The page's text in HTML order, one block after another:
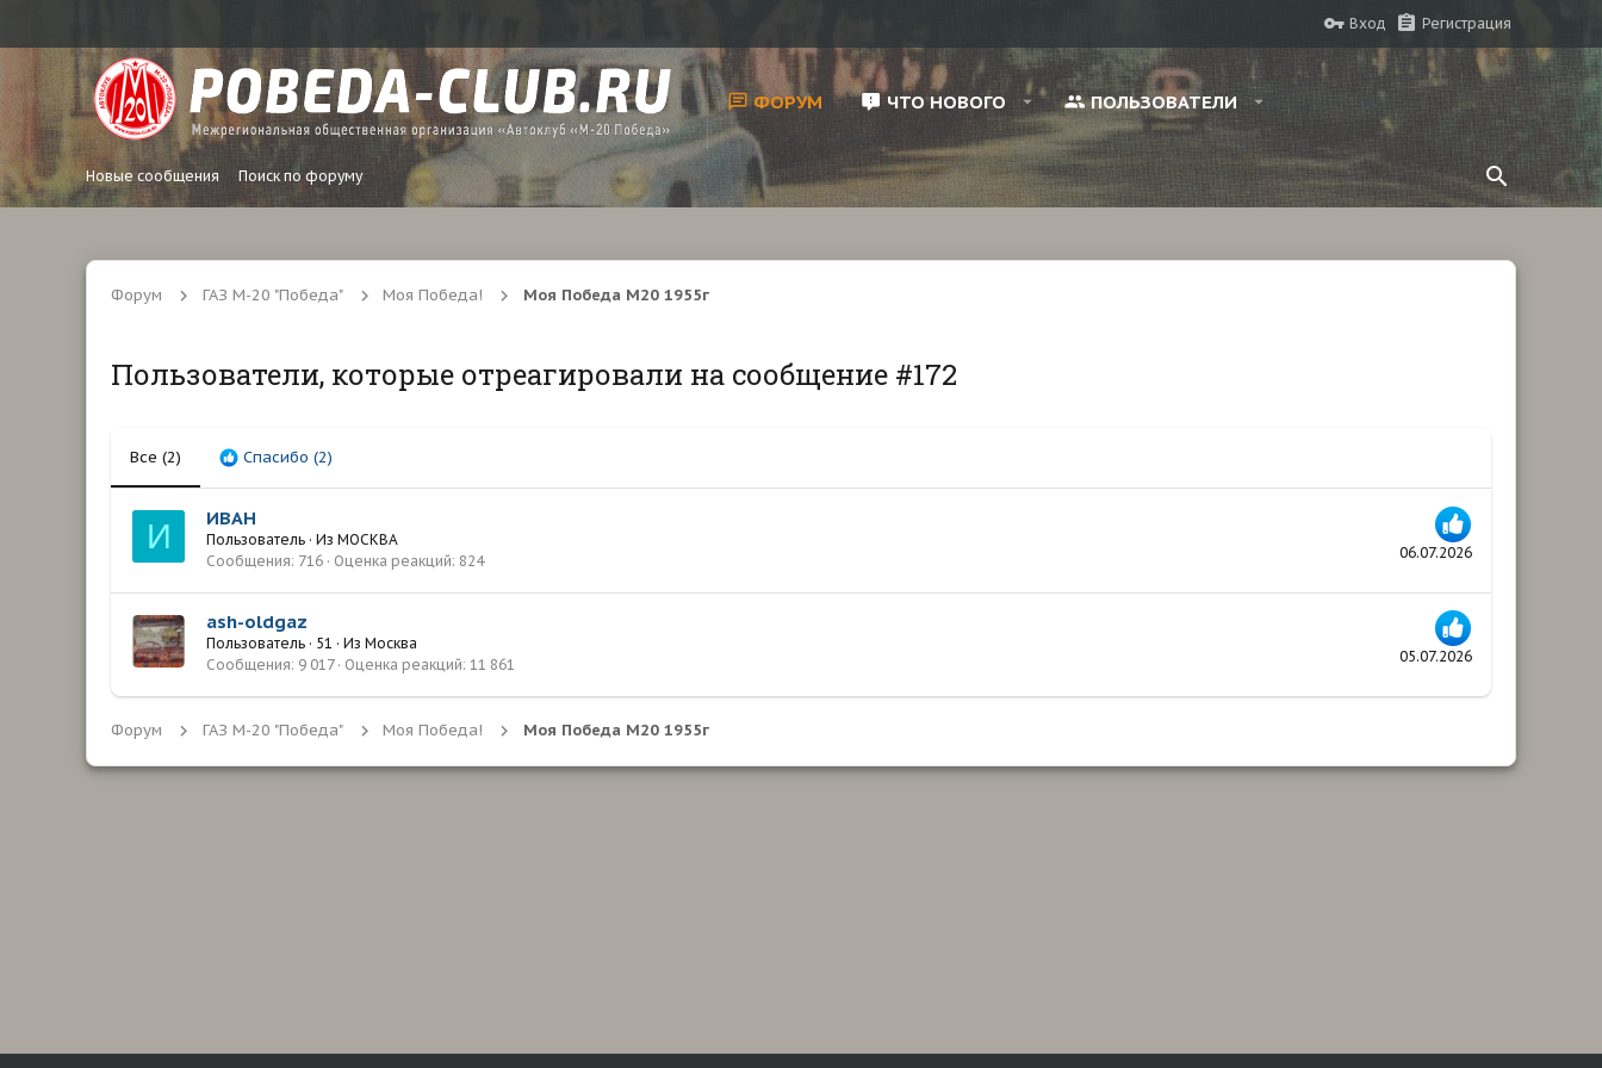
Вход Регистрация
ФОРУМ ЧТО НОВОГО ПОЛЬЗОВАТЕЛИ
Новые сообщения Поиск по форуму
Форум ГАЗ М-20 "Победа" Моя Победа! Моя Победа М20 1955г
Пользователи, которые отреагировали на сообщение #172
Все (2) Спасибо (2)
И 06.07.2026
ИВАН
Пользователь · Из МОСКВА
Сообщения 716 Оценка реакций 824
05.07.2026
ash-oldgaz
Пользователь · 51 · Из Москва
Сообщения 9 017 Оценка реакций 11 861
Форум ГАЗ М-20 "Победа" Моя Победа! Моя Победа М20 1955г